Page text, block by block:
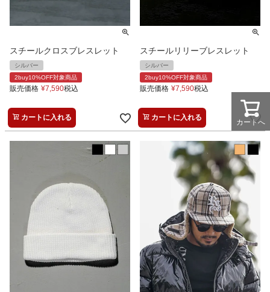
スチールクロスブレスレット
シルバー
2buy10%OFF対象商品
販売価格 ¥7,590税込
カートに入れる
スチールリリーブレスレット
シルバー
2buy10%OFF対象商品
販売価格 ¥7,590税込
カートに入れる
カートへ